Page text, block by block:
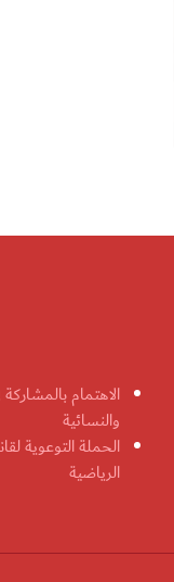
الاهتمام
والنسائية
الحملة التوعوية
الرياضية